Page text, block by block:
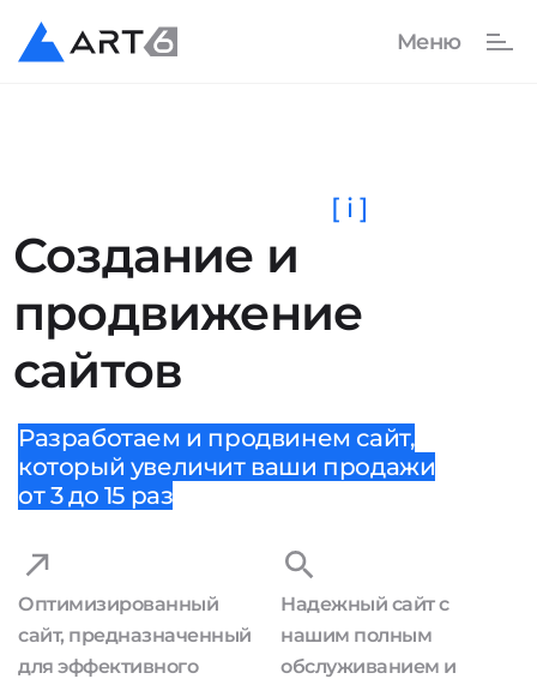
Создание и
продвижение
сайтов
[ i ]
Разработаем и продвинем сайт,
который увеличит ваши продажи
от 3 до 15 раз
Оптимизированный
сайт, предназначенный
для эффективного
Надежный сайт с
нашим полным
обслуживанием и